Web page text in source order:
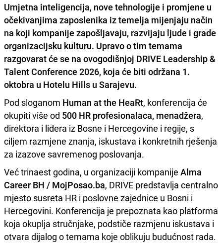
Umjetna inteligencija, nove tehnologije i promjene u
očekivanjima zaposlenika iz temelja mijenjaju način
na koji kompanije zapošljavaju, razvijaju ljude i grade
organizacijsku kulturu. Upravo o tim temama
razgovarat će se na ovogodišnjoj DRIVE Leadership &
Talent Conference 2026, koja će biti održana 1.
oktobra u Hotelu Hills u Sarajevu.
Pod sloganom Human at the HeaRt, konferencija će
okupiti više od 500 HR profesionalaca, menadžera,
direktora i lidera iz Bosne i Hercegovine i regije, s
ciljem razmjene znanja, iskustava i konkretnih rješenja
za izazove savremenog poslovanja.
Već trinaest godina, u organizaciji kompanije Alma
Career BH / MojPosao.ba, DRIVE predstavlja centralno
mjesto susreta HR i poslovne zajednice u Bosni i
Hercegovini. Konferencija je prepoznata kao platforma
koja okuplja stručnjake, podstiče razmjenu iskustava i
otvara dijalog o temama koje oblikuju budućnost rada.